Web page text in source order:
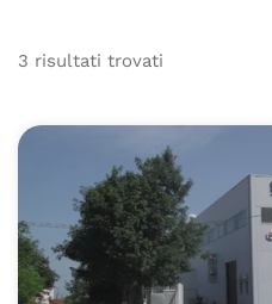
3 risultati trovati